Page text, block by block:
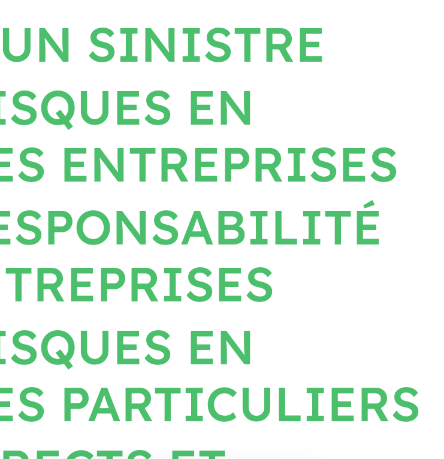
SINISTRE
EN
ENTREPRISES
EN
PARTICULIERS